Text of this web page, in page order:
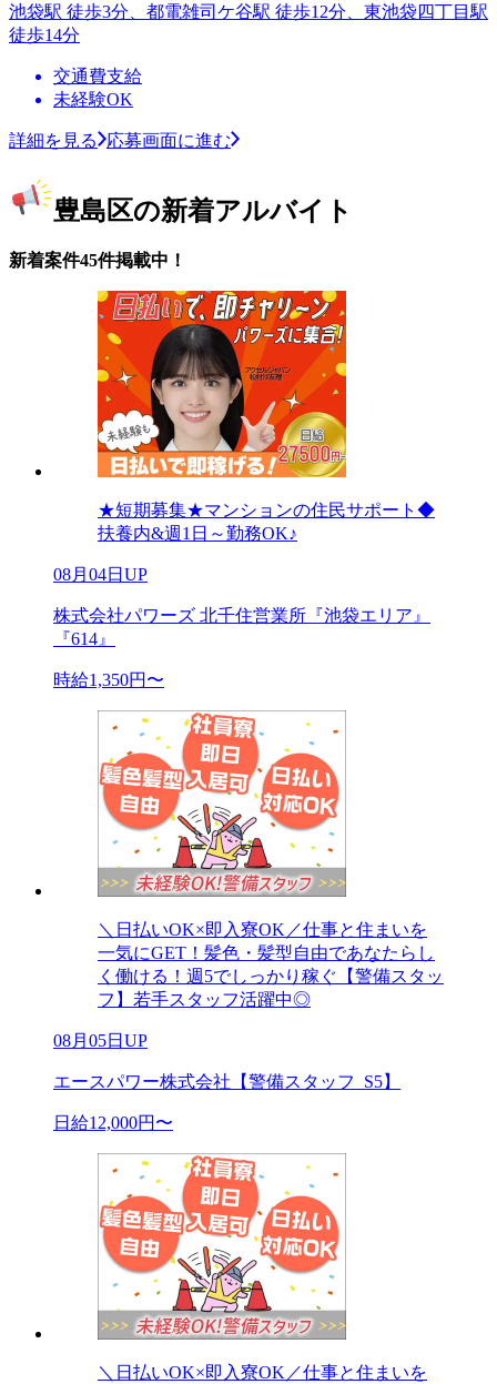
池袋駅 徒歩3分、都電雑司ケ谷駅 徒歩12分、東池袋四丁目駅
徒歩14分
交通費支給
未経験OK
詳細を見る 応募画面に進む
豊島区の新着アルバイト
新着案件45件掲載中！
★短期募集★マンションの住民サポート◆
扶養内&週1日～勤務OK♪
08月04日UP
株式会社パワーズ 北千住営業所『池袋エリア』
『614』
時給1,350円〜
＼日払いOK×即入寮OK／仕事と住まいを
一気にGET！髪色・髪型自由であなたらし
く働ける！週5でしっかり稼ぐ【警備スタッ
フ】若手スタッフ活躍中◎
08月05日UP
エースパワー株式会社【警備スタッフ_S5】
日給12,000円〜
＼日払いOK×即入寮OK／仕事と住まいを